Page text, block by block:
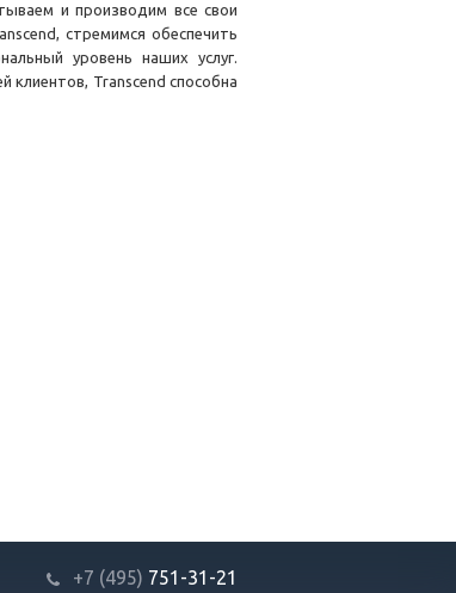
и производим все свои
стремимся обеспечить
уровень наших услуг.
клиентов, Transcend способна
+7 (495) 751-31 -21